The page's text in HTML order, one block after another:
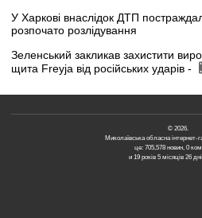
У Харкові внаслідок ДТП
розпочато розлідування
Зеленський закликав захистити
щита Freyja від російських ударів -
© 2026.
Миколаївська обласна інтернет-
це: 705,578 новин, 0
и 19 років 5 місяців 26